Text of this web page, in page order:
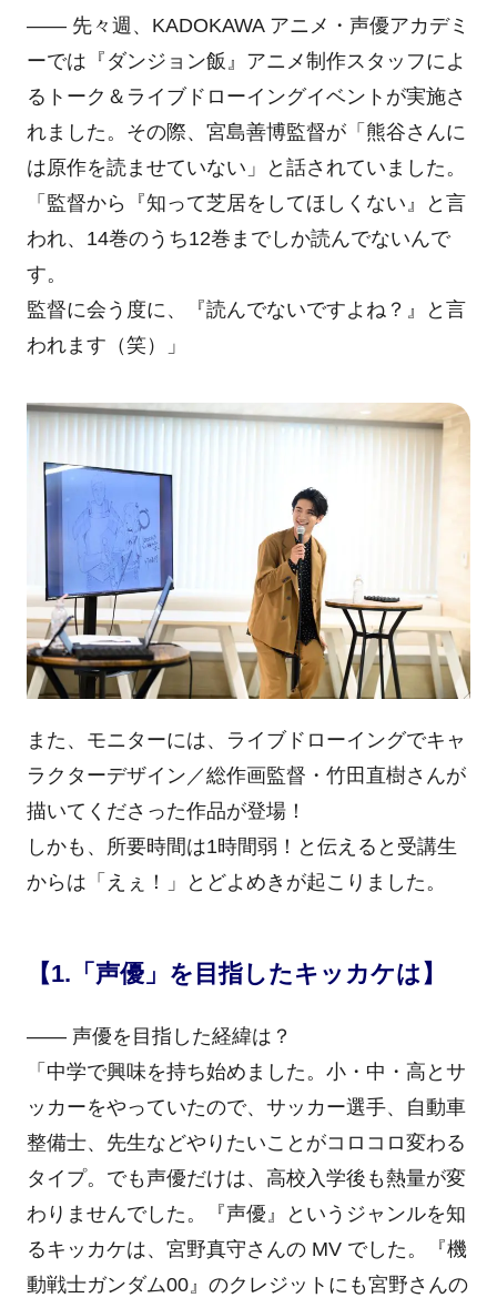
―― 先々週、KADOKAWA アニメ・声優アカデミ
ーでは『ダンジョン飯』アニメ制作スタッフによ
るトーク＆ライブドローイングイベントが実施さ
れました。その際、宮島善博監督が「熊谷さんに
は原作を読ませていない」と話されていました。
「監督から『知って芝居をしてほしくない』と言
われ、14巻のうち12巻までしか読んでないんで
す。
監督に会う度に、『読んでないですよね？』と言
われます（笑）」
また、モニターには、ライブドローイングでキャ
ラクターデザイン／総作画監督・竹田直樹さんが
描いてくださった作品が登場！
しかも、所要時間は1時間弱！と伝えると受講生
からは「えぇ！」とどよめきが起こりました。
【1.「声優」を目指したキッカケは】
―― 声優を目指した経緯は？
「中学で興味を持ち始めました。小・中・高とサ
ッカーをやっていたので、サッカー選手、自動車
整備士、先生などやりたいことがコロコロ変わる
タイプ。でも声優だけは、高校入学後も熱量が変
わりませんでした。『声優』というジャンルを知
るキッカケは、宮野真守さんの MV でした。『機
動戦士ガンダム00』のクレジットにも宮野さんの